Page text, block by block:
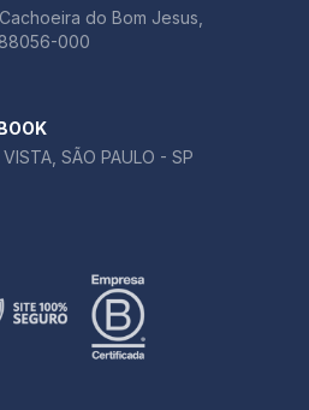
do Bom Jesus,
000
SÃO PAULO - SP